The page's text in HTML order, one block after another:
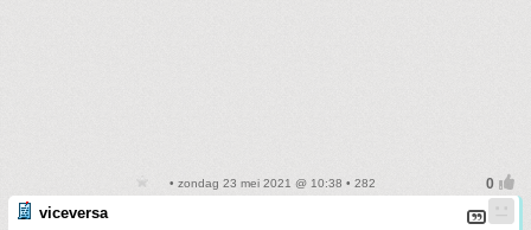
• zondag 23 mei 2021 @ 10:38 • 282
viceversa